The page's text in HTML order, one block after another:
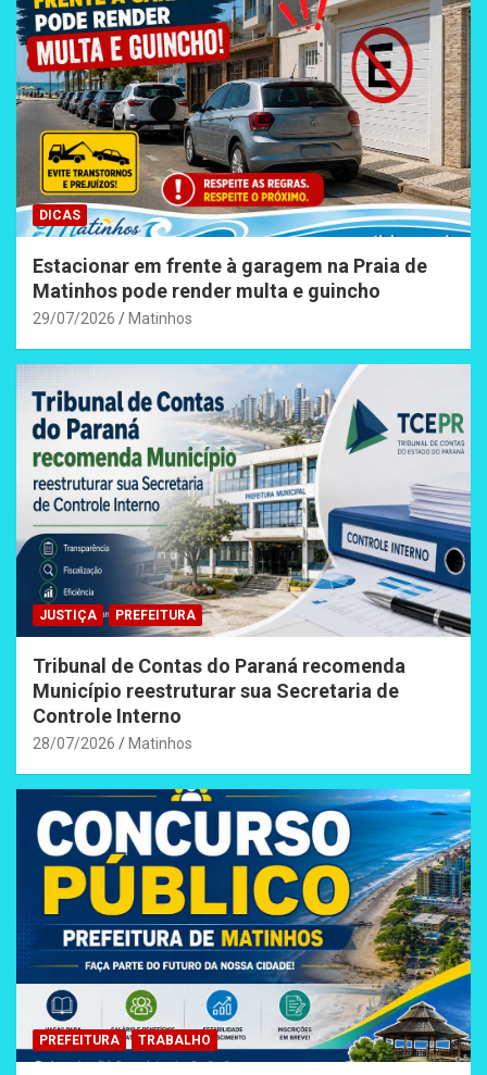
DICAS
Estacionar em frente à garagem na Praia de
Matinhos pode render multa e guincho
29/07/2026 Matinhos
JUSTIÇA PREFEITURA
Tribunal de Contas do Paraná recomenda
Município reestruturar sua Secretaria de
Controle Interno
28/07/2026 Matinhos
PREFEITURA TRABALHO